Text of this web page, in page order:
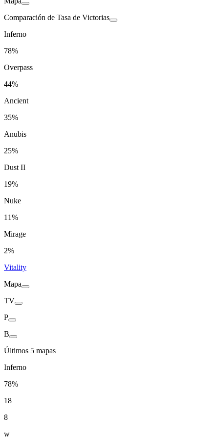
Comparación de Tasa de Victorias
Inferno
78%
Overpass
44%
Ancient
35%
Anubis
25%
Dust II
19%
Nuke
11%
Mirage
2%
Vitality
Mapa
TV
P
B
Últimos 5 mapas
Inferno
78%
18
8
w